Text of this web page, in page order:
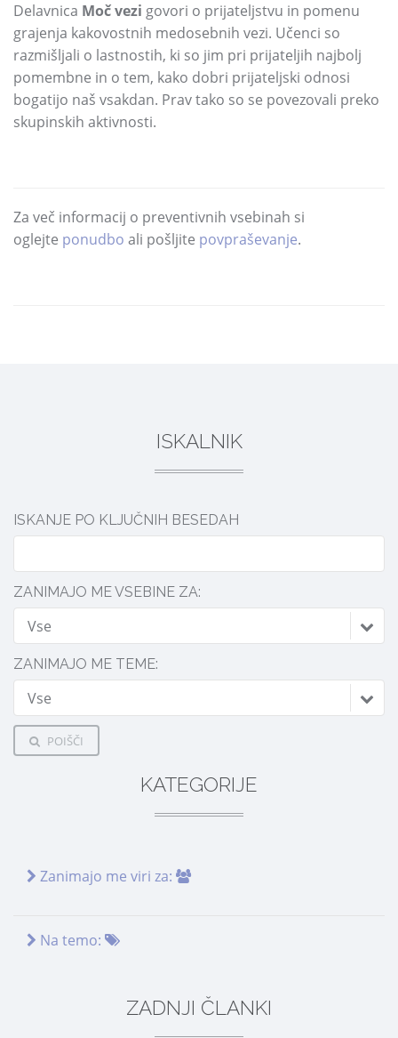
Delavnica Moč vezi govori o prijateljstvu in pomenu
grajenja kakovostnih medosebnih vezi. Učenci so
razmišljali o lastnostih, ki so jim pri prijateljih najbolj
pomembne in o tem, kako dobri prijateljski odnosi
bogatijo naš vsakdan. Prav tako so se povezovali preko
skupinskih aktivnosti.
Za več informacij o preventivnih vsebinah si
oglejte ponudbo ali pošljite povpraševanje.
ISKALNIK
ISKANJE PO KLJUČNIH BESEDAH
ZANIMAJO ME VSEBINE ZA:
Vse
ZANIMAJO ME TEME:
Vse
POIŠČI
KATEGORIJE
Zanimajo me viri za:
Na temo:
ZADNJI ČLANKI